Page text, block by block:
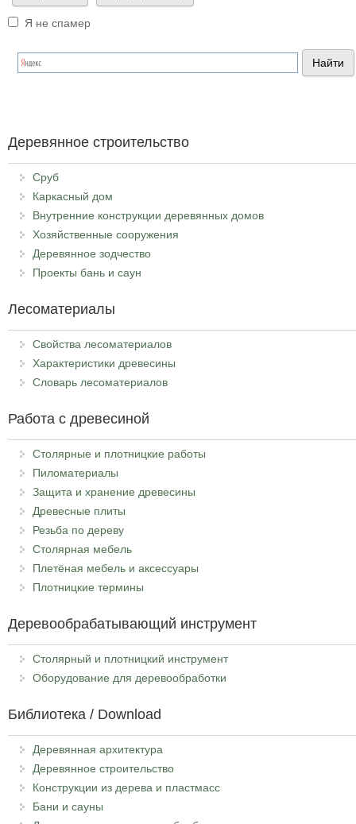
Я не спамер
Я спамер
Деревянное строительство
Сруб
Каркасный дом
Внутренние конструкции деревянных домов
Хозяйственные сооружения
Деревянное зодчество
Проекты бань и саун
Лесоматериалы
Свойства лесоматериалов
Характеристики древесины
Словарь лесоматериалов
Работа с древесиной
Столярные и плотницкие работы
Пиломатериалы
Защита и хранение древесины
Древесные плиты
Резьба по дереву
Столярная мебель
Плетёная мебель и аксессуары
Плотницкие термины
Деревообрабатывающий инструмент
Столярный и плотницкий инструмент
Оборудование для деревообработки
Библиотека / Download
Деревянная архитектура
Деревянное строительство
Конструкции из дерева и пластмасс
Бани и сауны